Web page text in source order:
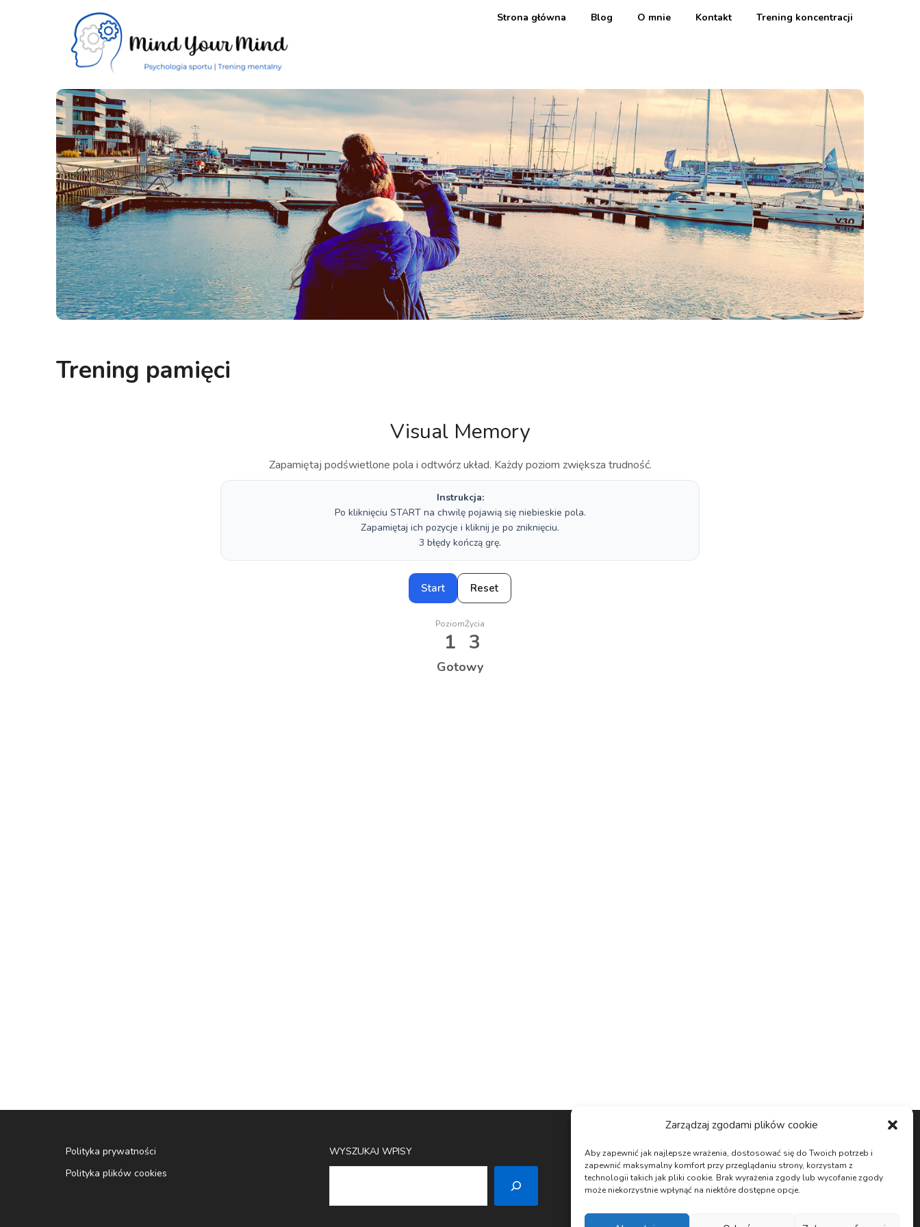
Zarządzaj zgodami plików cookie
Aby zapewnić jak najlepsze wrażenia, dostosować się do Twoich potrzeb i
zapewnić maksymalny komfort przy przeglądaniu strony, korzystam z
technologii takich jak pliki cookie. Brak wyrażenia zgody lub wycofanie zgody
może niekorzystnie wpłynąć na niektóre dostępne opcje.
Strona główna Blog O mnie Kontakt Trening koncentracji
Trening pamięci
Visual Memory
Zapamiętaj podświetlone pola i odtwórz układ. Każdy poziom zwiększa trudność.
Instrukcja:
Po kliknięciu START na chwilę pojawią się niebieskie pola.
Zapamiętaj ich pozycje i kliknij je po zniknięciu.
3 błędy kończą grę.
Start Reset
Poziom
1
Życia
3
Gotowy
Polityka prywatności
Polityka plików cookies
WYSZUKAJ WPISY